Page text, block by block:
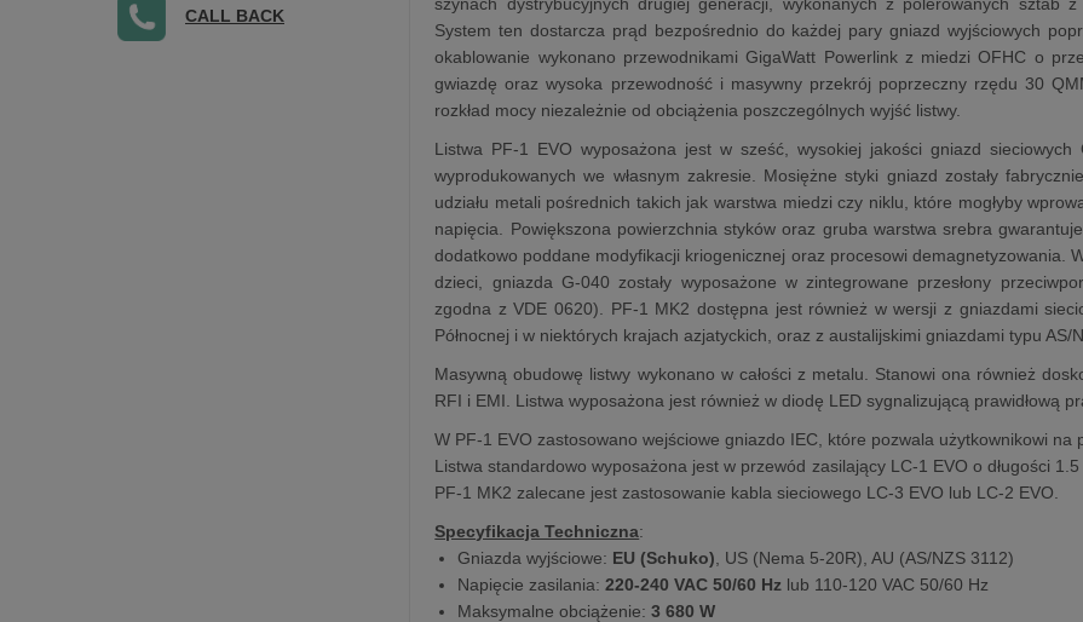
System ten dostarcza prąd bezpośrednio do każdej pary gniazd wyjściowych
okablowanie wykonano przewodnikami GigaWatt Powerlink z miedzi OFHC o
gwiazdę oraz wysoka przewodność i masywny przekrój poprzeczny rzędu 30
rozkład mocy niezależnie od obciążenia poszczególnych wyjść listwy.
Listwa PF-1 EVO wyposażona jest w sześć, wysokiej jakości gniazd
wyprodukowanych we własnym zakresie. Mosiężne styki gniazd zostały
udziału metali pośrednich takich jak warstwa miedzi czy niklu, które mogłyby
napięcia. Powiększona powierzchnia styków oraz gruba warstwa srebra
dodatkowo poddane modyfikacji kriogenicznej oraz procesowi demagnetyzowania.
dzieci, gniazda G-040 zostały wyposażone w zintegrowane przesłony
zgodna z VDE 0620). PF-1 MK2 dostępna jest również w wersji z gniazdami
Północnej i w niektórych krajach azjatyckich, oraz z austalijskimi gniazdami typu AS/
Masywną obudowę listwy wykonano w całości z metalu. Stanowi ona również
RFI i EMI. Listwa wyposażona jest również w diodę LED sygnalizującą prawidłową
W PF-1 EVO zastosowano wejściowe gniazdo IEC, które pozwala użytkownikowi na
Listwa standardowo wyposażona jest w przewód zasilający LC-1 EVO o długości
PF-1 MK2 zalecane jest zastosowanie kabla sieciowego LC-3 EVO lub LC-2 EVO.
Specyfikacja Techniczna:
Gniazda wyjściowe: EU (Schuko) , US (Nema 5-20R), AU (AS/NZS 3112)
Napięcie zasilania:220-240 VAC 50/60 Hz lub 110-120 VAC 50/60 Hz
Maksymalne obciążenie:3 680 W
CALL BACK